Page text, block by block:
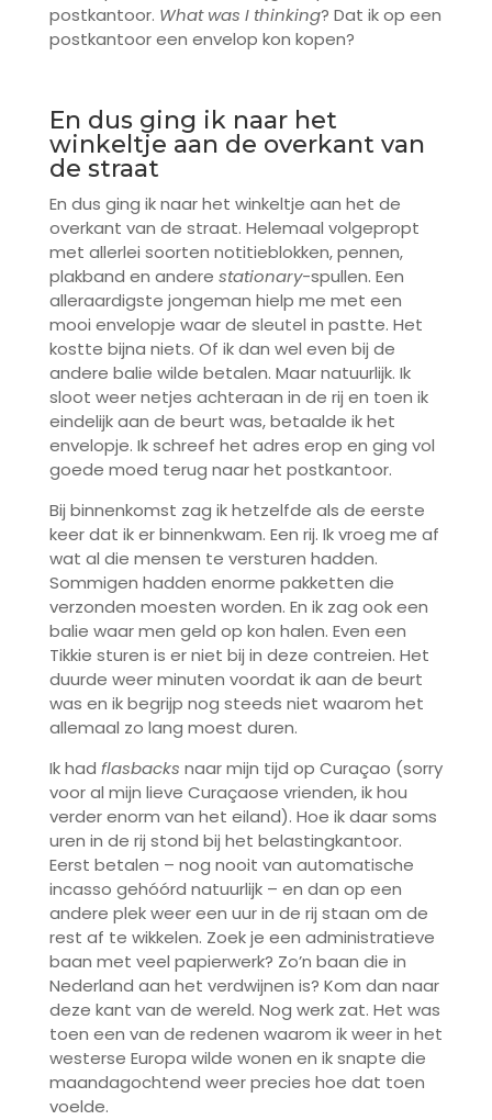
postkantoor. What was I thinking? Dat ik op een
postkantoor een envelop kon kopen?
En dus ging ik naar het
winkeltje aan de overkant van
de straat
En dus ging ik naar het winkeltje aan het de
overkant van de straat. Helemaal volgepropt
met allerlei soorten notitieblokken, pennen,
plakband en andere stationary-spullen. Een
alleraardigste jongeman hielp me met een
mooi envelopje waar de sleutel in pastte. Het
kostte bijna niets. Of ik dan wel even bij de
andere balie wilde betalen. Maar natuurlijk. Ik
sloot weer netjes achteraan in de rij en toen ik
eindelijk aan de beurt was, betaalde ik het
envelopje. Ik schreef het adres erop en ging vol
goede moed terug naar het postkantoor.
Bij binnenkomst zag ik hetzelfde als de eerste
keer dat ik er binnenkwam. Een rij. Ik vroeg me af
wat al die mensen te versturen hadden.
Sommigen hadden enorme pakketten die
verzonden moesten worden. En ik zag ook een
balie waar men geld op kon halen. Even een
Tikkie sturen is er niet bij in deze contreien. Het
duurde weer minuten voordat ik aan de beurt
was en ik begrijp nog steeds niet waarom het
allemaal zo lang moest duren.
Ik had flasbacks naar mijn tijd op Curaçao (sorry
voor al mijn lieve Curaçaose vrienden, ik hou
verder enorm van het eiland). Hoe ik daar soms
uren in de rij stond bij het belastingkantoor.
Eerst betalen – nog nooit van automatische
incasso gehóórd natuurlijk – en dan op een
andere plek weer een uur in de rij staan om de
rest af te wikkelen. Zoek je een administratieve
baan met veel papierwerk? Zo’n baan die in
Nederland aan het verdwijnen is? Kom dan naar
deze kant van de wereld. Nog werk zat. Het was
toen een van de redenen waarom ik weer in het
westerse Europa wilde wonen en ik snapte die
maandagochtend weer precies hoe dat toen
voelde.